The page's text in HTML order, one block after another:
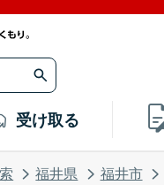
受け取る
福井県 福井市